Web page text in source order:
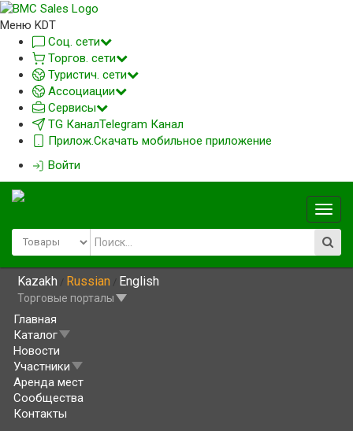
Меню KDT
Соц. сети
Торгов. сети
Туристич. сети
Ассоциации
Сервисы
TG КаналTelegram Канал
Прилож.Скачать мобильное приложение
Войти
меню
Kazakh / Russian / English
Торговые порталы
Главная
Каталог
Новости
Участники
Аренда мест
Сообщества
Контакты